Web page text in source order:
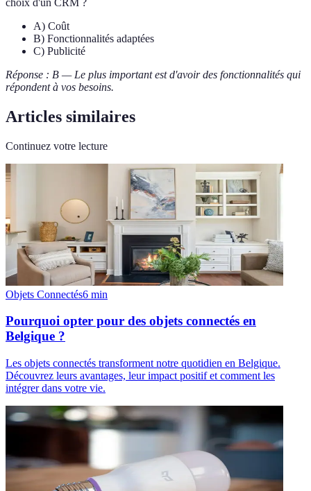
A) Coût
B) Fonctionnalités adaptées
C) Publicité
Réponse : B — Le plus important est d'avoir des fonctionnalités qui
répondent à vos besoins.
Articles similaires
Continuez votre lecture
Objets Connectés6 min
Pourquoi opter pour des objets connectés en
Belgique ?
Les objets connectés transforment notre quotidien en Belgique.
Découvrez leurs avantages, leur impact positif et comment les
intégrer dans votre vie.